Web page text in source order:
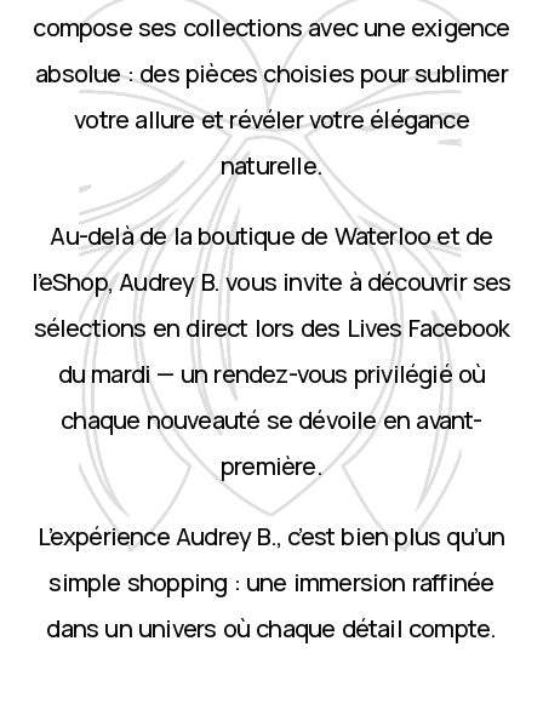
compose ses collections avec une exigence
absolue : des pièces choisies pour sublimer
votre allure et révéler votre élégance
naturelle.
Au-delà de la boutique de Waterloo et de
l’eShop, Audrey B. vous invite à découvrir ses
sélections en direct lors des Lives Facebook
du mardi — un rendez-vous privilégié où
chaque nouveauté se dévoile en avant-
première.
L’expérience Audrey B., c’est bien plus qu’un
simple shopping : une immersion raffinée
dans un univers où chaque détail compte.